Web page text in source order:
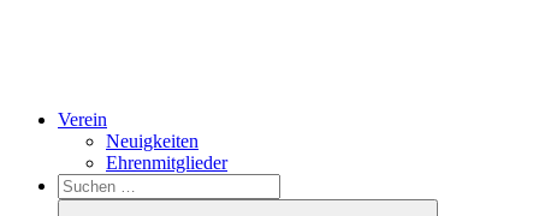
Verein
Neuigkeiten
Ehrenmitglieder
Search
Suchen
nach: